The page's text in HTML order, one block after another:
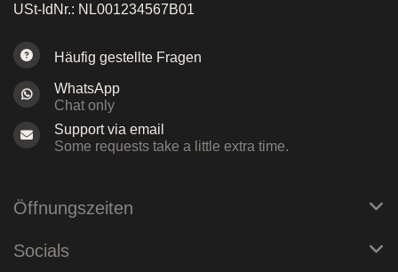
USt-IdNr.: NL001234567B01
Häufig gestellte Fragen
WhatsApp
Chat only
Support via email
Some requests take a little extra time.
Öffnungszeiten
Socials